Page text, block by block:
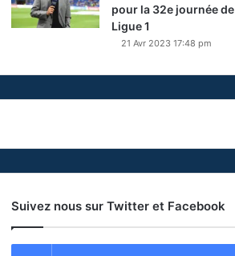
pour la 32e journée de
Ligue 1
21 Avr 2023 17:48 pm
Suivez nous sur Twitter et Facebook